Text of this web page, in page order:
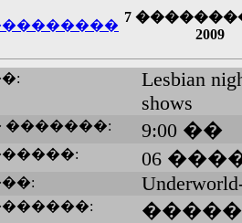
�� ������� ��
��������!
"������" ���
����, ���������
��
�� �����...
���� ���� ������;
7
2009
Lesbian
shows
�������: 9:00 ��
06